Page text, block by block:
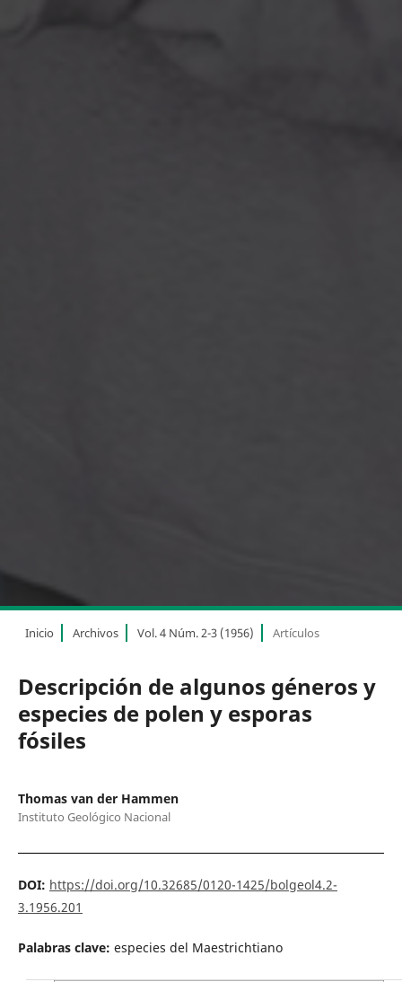
Inicio Archivos Vol. 4 Núm. 2-3 (1956) Artículos
Descripción de algunos géneros y
especies de polen y esporas
fósiles
Thomas van der Hammen
Instituto Geológico Nacional
DOI: https://doi.org/10.32685/0120-1425/bolgeol4.2-
3.1956.201
Palabras clave: especies del Maestrichtiano